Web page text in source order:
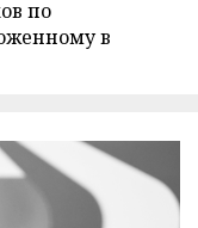
по
в